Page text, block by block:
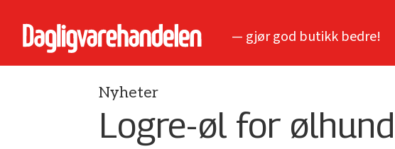
— gjør god butikk bedre!
Nyheter
Logre-øl for